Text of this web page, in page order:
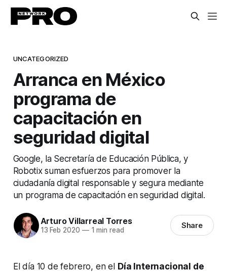
UNCATEGORIZED
Arranca en México
programa de
capacitación en
seguridad digital
Google, la Secretaría de Educación Pública, y
Robotix suman esfuerzos para promover la
ciudadanía digital responsable y segura mediante
un programa de capacitación en seguridad digital.
Arturo Villarreal Torres
13 Feb 2020 —1 min read Share
El día 10 de febrero, en el Día Internacional de